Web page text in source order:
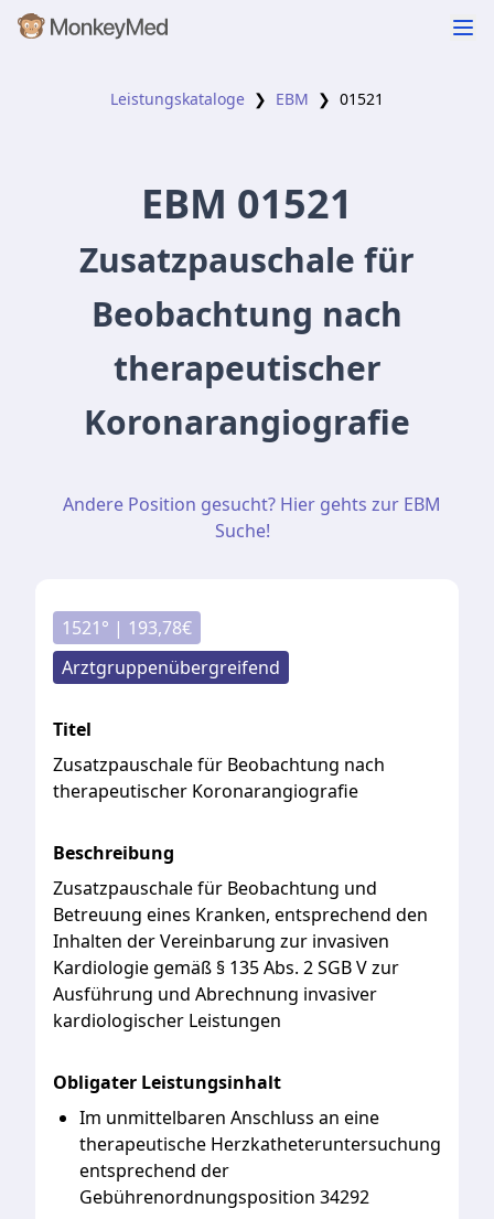
Leistungskataloge ❯ EBM ❯ 01521
EBM 01521
Zusatzpauschale für
Beobachtung nach
therapeutischer
Koronarangiografie
Andere Position gesucht? Hier gehts zur EBM
Suche!
1521° | 193,78€
Arztgruppenübergreifend
Titel
Zusatzpauschale für Beobachtung nach
therapeutischer Koronarangiografie
Beschreibung
Zusatzpauschalefür Beobachtung und
Betreuung eines Kranken, entsprechend den
Inhalten derVereinbarung zur invasiven
Kardiologiegemäß § 135Abs. 2SGBVzur
Ausführung und Abrechnung invasiver
kardiologischer Leistungen
Obligater Leistungsinhalt
Im unmittelbaren Anschluss an eine
therapeutische Herzkatheteruntersuchung
entsprechend der
Gebührenordnungsposition 34292